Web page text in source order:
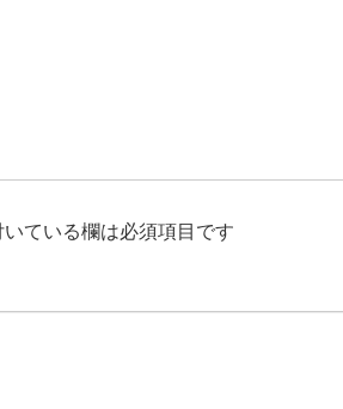
いている欄は必須項目です